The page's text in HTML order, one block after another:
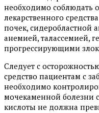
необходимо соблюдать
лекарственного
почек, сидеробластной
анемией, талассемией,
прогрессирующими
Следует с
средство пациентам с
необходимо
мочекаменной болезни
кислоты не должна